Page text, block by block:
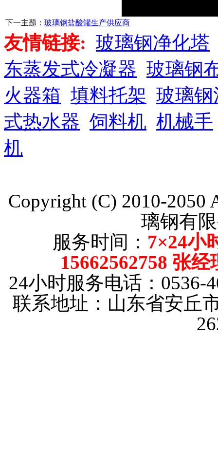
下一主题： 玻璃钢盐酸罐生产供应商
友情链接: 玻璃钢净化塔
东蒸发式冷凝器 玻璃钢
火器箱 填料托架 玻璃
式热水器 饲料机 机械手
机
Copyright (C) 2010-2050
璃钢有
服务时间： 7×24小
15662562758 张
24小时服务电话：
联系地址：山东省安丘